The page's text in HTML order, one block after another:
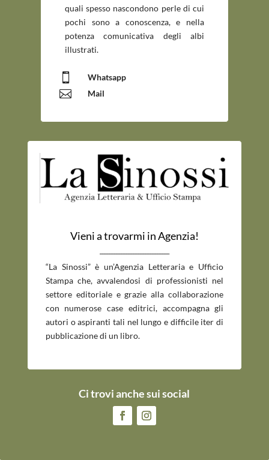
quali spesso nascondono perle di cui
pochi sono a conoscenza, e nella
potenza comunicativa degli albi
illustrati.
 Whatsapp
 Mail
Vieni a trovarmi in Agenzia!
“La Sinossi” è un’Agenzia Letteraria e Ufficio
Stampa che, avvalendosi di professionisti nel
settore editoriale e grazie alla collaborazione
con numerose case editrici, accompagna gli
autori o aspiranti tali nel lungo e difficile iter di
pubblicazione di un libro.
Ci trovi anche sui social